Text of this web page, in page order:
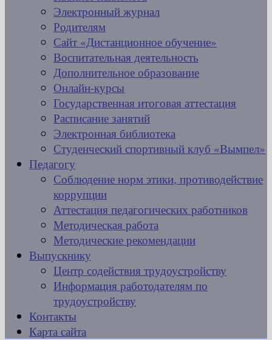
Электронный журнал
Родителям
Сайт «Дистанционное обучение»
Воспитательная деятельность
Дополнительное образование
Онлайн-курсы
Государственная итоговая аттестация
Расписание занятий
Электронная библиотека
Студенческий спортивный клуб «Вымпел»
Педагогу
Соблюдение норм этики, противодействие
коррупции
Аттестация педагогических работников
Методическая работа
Методические рекомендации
Выпускнику
Центр содействия трудоустройству
Информация работодателям по
трудоустройству
Контакты
Карта сайта